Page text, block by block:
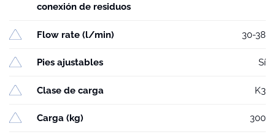
conexión de residuos
Flow rate (l/min) 30-38
Pies ajustables Sí
Clase de carga K3
Carga (kg) 300